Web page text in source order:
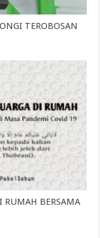
TEROBOSAN
BERSAMA